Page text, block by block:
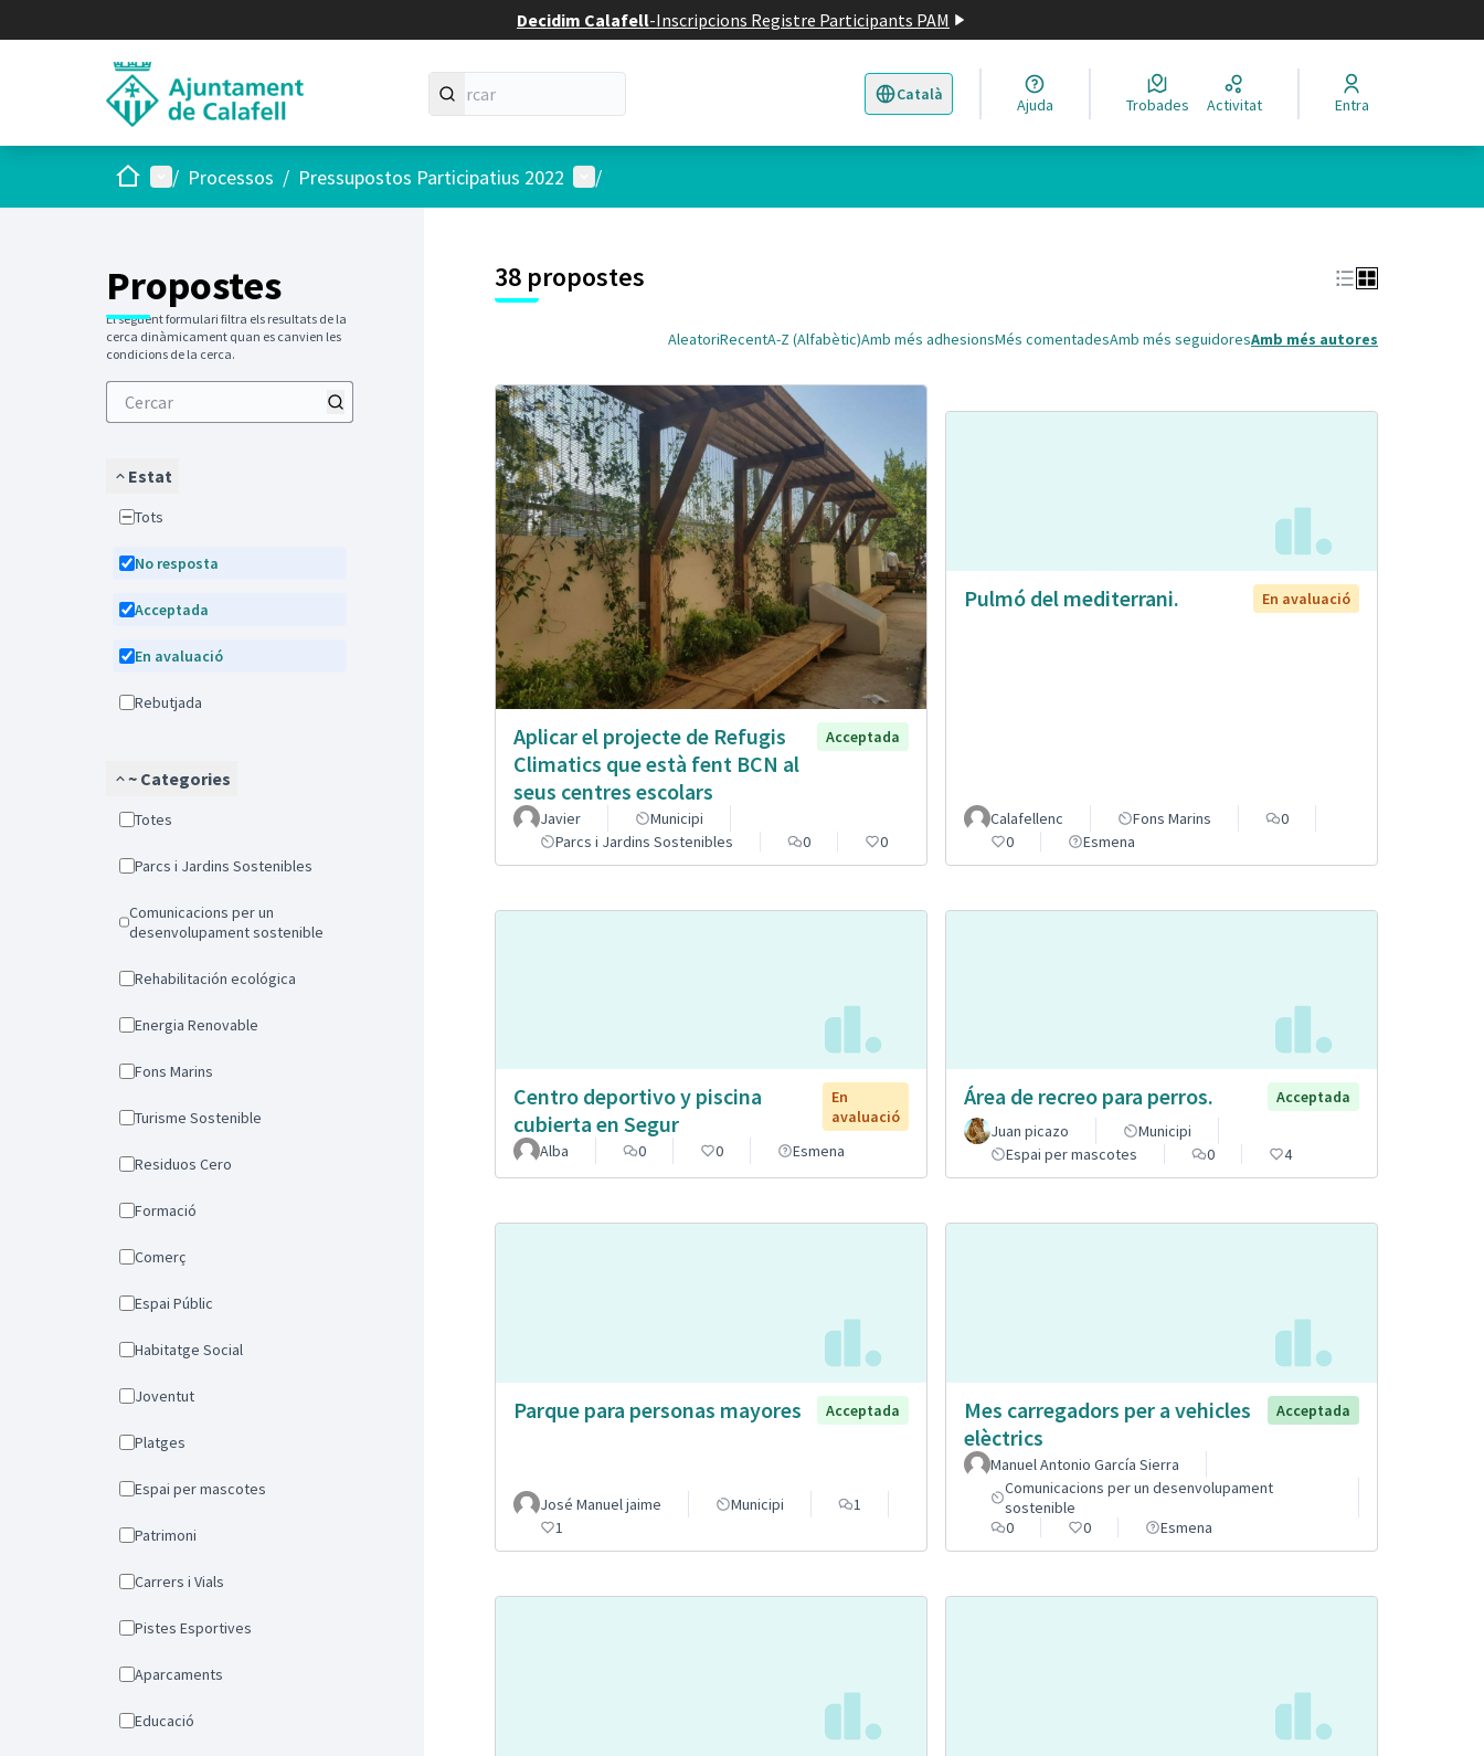
Decidim Calafell-Inscripcions Registre Participants PAM
Català
Triar la llengua Elegir el idioma
Ajuda Trobades Activitat Entra
Inici Menú principal
/ Processos / Pressupostos Participatius 2022 Menú d'usuari
/
Propostes
El següent formulari filtra els resultats de la
cerca dinàmicament quan es canvien les
condicions de la cerca.
Estat
Tots
No resposta
Acceptada
En avaluació
Rebutjada
~ Categories
Totes
Parcs i Jardins Sostenibles
Comunicacions per un
desenvolupament sostenible
Rehabilitación ecológica
Energia Renovable
Fons Marins
Turisme Sostenible
Residuos Cero
Formació
Comerç
Espai Públic
Habitatge Social
Joventut
Platges
Espai per mascotes
Patrimoni
Carrers i Vials
Pistes Esportives
Aparcaments
Educació
38 propostes
AleatoriRecentA-Z (Alfabètic)Amb més adhesionsMés comentadesAmb més seguidoresAmb més autores
Aplicar el projecte de Refugis
Climatics que està fent BCN al
seus centres escolars
Acceptada
Javier
Municipi
Parcs i Jardins Sostenibles
0 0
Pulmó del mediterrani. En avaluació
Calafellenc Fons Marins
0
0
Esmena
Centro deportivo y piscina
cubierta en Segur
En
avaluació
Alba
0 0 Esmena
Área de recreo para perros.
Acceptada
Juan picazo
Municipi
Espai per mascotes
0 4
Parque para personas mayores Acceptada
José Manuel jaime Municipi
1
1
Mes carregadors per a vehicles
elèctrics
Acceptada
Manuel Antonio García Sierra
Comunicacions per un desenvolupament
sostenible
0
0 Esmena